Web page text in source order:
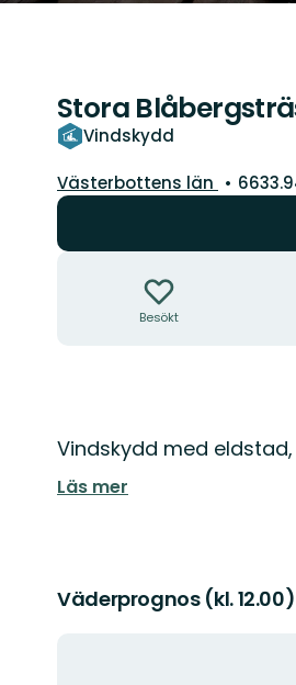
Stora
Vindskydd
Län:
Västerbottens län
Besökt
Beskrivning
Vindskydd med
Läs mer
Väderprognos (kl. 12.00)